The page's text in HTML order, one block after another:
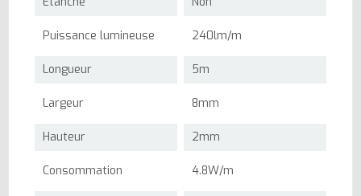
Puissance lumineuse 240lm/m
Longueur 5m
Largeur 8mm
Hauteur 2mm
Consommation 4.8W/m